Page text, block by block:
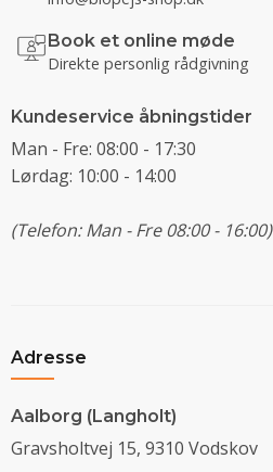
Book et online møde
Direkte personlig rådgivning
Kundeservice åbningstider
Man - Fre: 08:00 - 17:30
Lørdag: 10:00 - 14:00
(Telefon: Man - Fre 08:00 - 16:00)
Adresse
Aalborg (Langholt)
Gravsholtvej 15, 9310 Vodskov